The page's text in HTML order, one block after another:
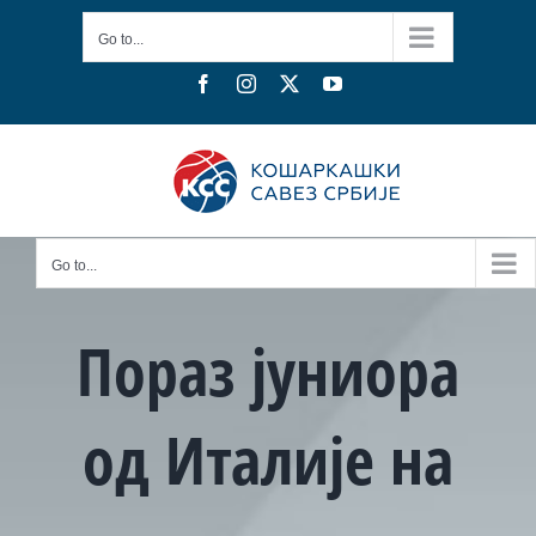
Go to...
FacebookInstagram YouTube
Go to...
Пораз јуниора
од Италије на